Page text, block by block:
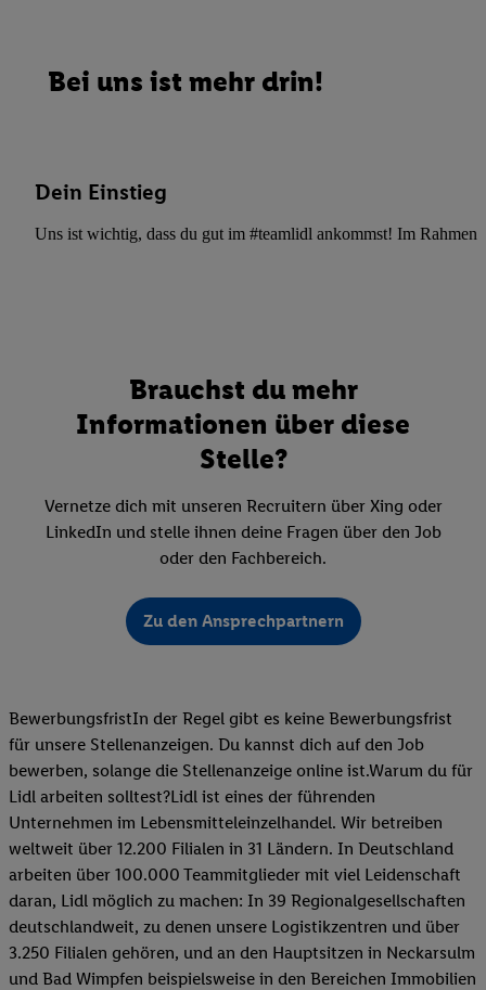
Bei uns ist mehr drin!
Dein Einstieg
Uns ist wichtig, dass du gut im #teamlidl ankommst! Im Rahmen
Brauchst du mehr
Informationen über diese
Stelle?
Vernetze dich mit unseren Recruitern über Xing oder
LinkedIn und stelle ihnen deine Fragen über den Job
oder den Fachbereich.
Zu den Ansprechpartnern
BewerbungsfristIn der Regel gibt es keine Bewerbungsfrist
für unsere Stellenanzeigen. Du kannst dich auf den Job
bewerben, solange die Stellenanzeige online ist.Warum du für
Lidl arbeiten solltest?Lidl ist eines der führenden
Unternehmen im Lebensmitteleinzelhandel. Wir betreiben
weltweit über 12.200 Filialen in 31 Ländern. In Deutschland
arbeiten über 100.000 Teammitglieder mit viel Leidenschaft
daran, Lidl möglich zu machen: In 39 Regionalgesellschaften
deutschlandweit, zu denen unsere Logistikzentren und über
3.250 Filialen gehören, und an den Hauptsitzen in Neckarsulm
und Bad Wimpfen beispielsweise in den Bereichen Immobilien